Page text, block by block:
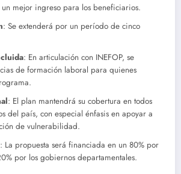
mejor ingreso para los beneficiarios.
: Se extenderá por un período de cinco
: En articulación con INEFOP, se
de formación laboral para quienes
: El plan mantendrá su cobertura en todos
del país, con especial énfasis en apoyar a
de vulnerabilidad.
: La propuesta será financiada en un 80% por
por los gobiernos departamentales.